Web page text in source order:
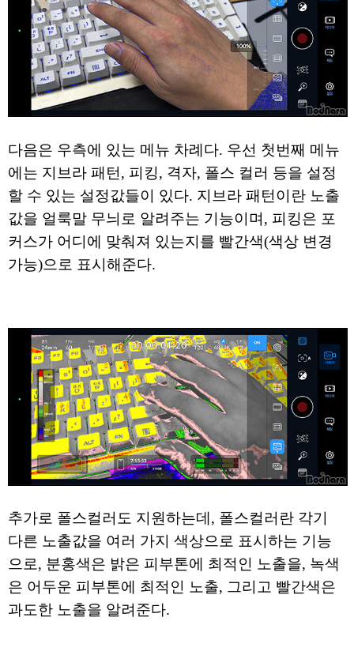
다음은 우측에 있는 메뉴 차례다. 우선 첫번째 메뉴
에는 지브라 패턴, 피킹, 격자, 폴스 컬러 등을 설정
할 수 있는 설정값들이 있다. 지브라 패턴이란 노출
값을 얼룩말 무늬로 알려주는 기능이며, 피킹은 포
커스가 어디에 맞춰져 있는지를 빨간색(색상 변경
가능)으로 표시해준다.
추가로 폴스컬러도 지원하는데, 폴스컬러란 각기
다른 노출값을 여러 가지 색상으로 표시하는 기능
으로, 분홍색은 밝은 피부톤에 최적인 노출을, 녹색
은 어두운 피부톤에 최적인 노출, 그리고 빨간색은
과도한 노출을 알려준다.